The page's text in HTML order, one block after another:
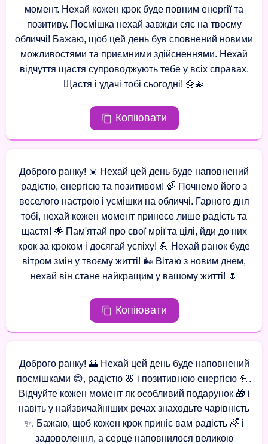
момент. Нехай кожен крок буде повним енергії та
позитиву. Посмішка нехай завжди сяє на твоєму
обличчі! Бажаю, щоб цей день був сповнений новими
можливостями та приємними здійсненнями. Нехай
відчуття щастя супроводжують тебе у всіх справах.
Щастя і удачі тобі сьогодні! 🌼💫
Копіювати
Доброго ранку! ☀️ Нехай цей день буде наповнений
радістю, енергією та позитивом! 🌈 Почнемо його з
веселого настрою і усмішки на обличчі. Гарного дня
тобі, нехай кожен момент принесе лише радість та
щастя! 🌟 Пам'ятай про свої мрії та цілі, йди до них
крок за кроком і досягай успіху! 💪 Нехай ранок буде
вітром змін у твоєму житті! 🌬️ Вітаю з новим днем,
нехай він стане найкращим у вашому житті! 🌷
Копіювати
Доброго ранку! 🌅 Нехай цей день буде наповнений
посмішками 😊, радістю 🌸 і позитивною енергією 💪.
Відчуйте кожен момент як особливий подарунок 🎁 і
навіть у найзвичайніших речах знаходьте чарівність
✨. Бажаю, щоб кожен крок приніс вам радість 🌈 і
задоволення, а серце наповнилося великою